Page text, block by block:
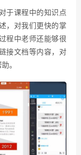
于课程中的知识点
，对我们更快的掌
程中老师还能够很
接文档等内容，对
。